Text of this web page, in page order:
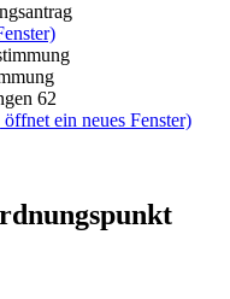
62
ein neues Fenster)